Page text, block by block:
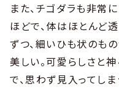
また、チゴダラも非常
ほどで、体はほとんど
ずつ、細いひも状のも
美しい。可愛らしさと
で、思わず見入ってし